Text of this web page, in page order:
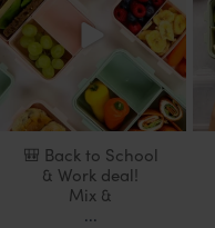
🎒 Back to School
& Work deal!
Mix &
...